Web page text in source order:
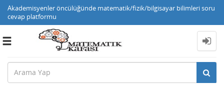
Akademisyenler öncülüğünde matematik/fizik/bilgisayar bilimleri soru
cevap platformu
Toggle